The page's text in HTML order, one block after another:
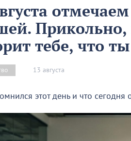
тебе, что
13 августа
этот день и что сегодня